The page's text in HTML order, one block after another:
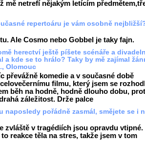
mě netrefí nějakým letícím
repertoáru je vám osobně
Ale Cosmo nebo Gobbel je taky fajn.
herectví ještě píšete scénáře a
a kde se to hrálo? Taky by mě zajímal
Olomouc
převážně komedie a v současné době
filmu, který jsem se
běh na hodně, hodně dlouho dobu,
záležitost. Drže palce
naposledy pořádně zasmál, smějete se i
zvláště v tragédiích jsou opravdu vtipné.
to reakce těla na stres, takže jsem v tom